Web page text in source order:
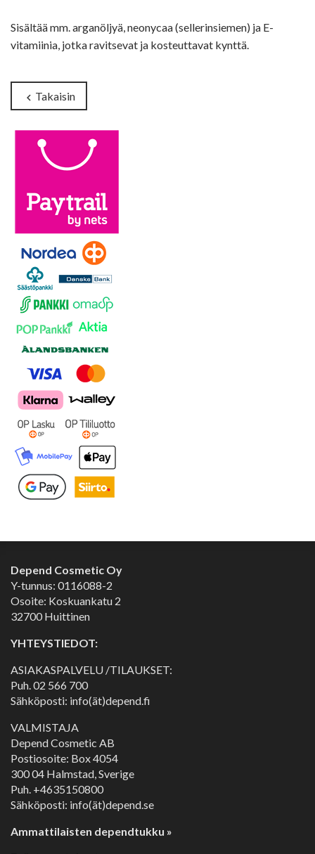
Sisältää mm. arganöljyä, neonycaa (sellerinsiemen) ja E-
vitamiinia, jotka ravitsevat ja kosteuttavat kynttä.
chevron_left Takaisin
Depend Cosmetic Oy
Y-tunnus: 0116088-2
Osoite: Koskuankatu 2
32700 Huittinen
YHTEYSTIEDOT:
ASIAKASPALVELU /TILAUKSET:
Puh.02 566 700
Sähköposti: info(ät)depend.fi
VALMISTAJA
Depend Cosmetic AB
Postiosoite: Box 4054
300 04 Halmstad, Sverige
Puh. +4635150800
Sähköposti: info(ät)depend.se
Ammattilaisten dependtukku »